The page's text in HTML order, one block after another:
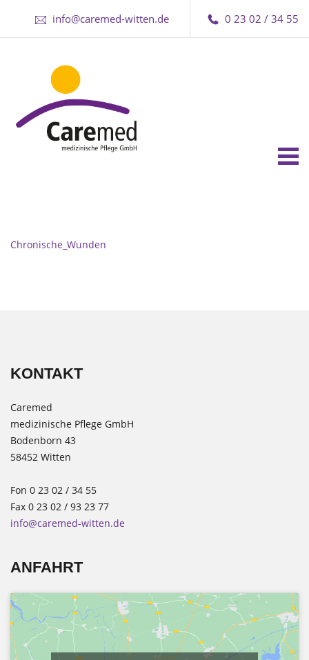
0 23 02 / 34 55
info@caremed-witten.de
Chronische_Wunden
KONTAKT
Caremed
medizinische Pflege GmbH
Bodenborn 43
58452 Witten
Fon 0 23 02 / 34 55
Fax 0 23 02 / 93 23 77
info@caremed-witten.de
ANFAHRT